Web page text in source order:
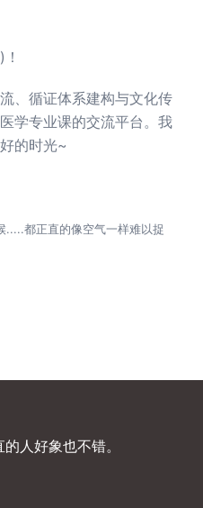
、循证体系建构与文化传
学专业课的交流平台。我
的时光~
都正直的像空气一样难以捉
人好象也不错。